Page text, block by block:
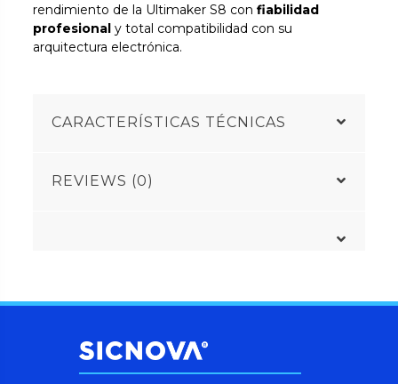
rendimiento de la Ultimaker S8 confiabilidad
profesional y total compatibilidad con su
arquitectura electrónica.
CARACTERÍSTICAS TÉCNICAS
REVIEWS (0)